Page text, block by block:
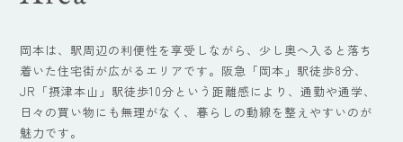
岡本は、駅周辺の利便性を享受しながら、少し奥へ入ると落ち
着いた住宅街が広がるエリアです。阪急「岡本」駅徒歩8分、
JR「摂津本山」駅徒歩10分という距離感により、通勤や通学、
日々の買い物にも無理がなく、暮らしの動線を整えやすいのが
魅力です。